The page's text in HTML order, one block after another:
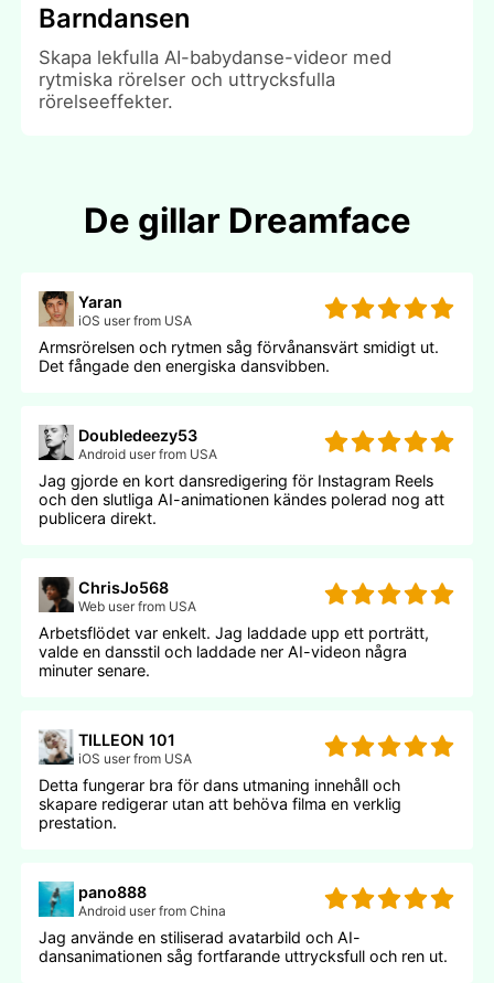
Barndansen
Skapa lekfulla AI-babydanse-videor med
rytmiska rörelser och uttrycksfulla
rörelseeffekter.
De gillar Dreamface
Yaran
iOS user from USA
Armsrörelsen och rytmen såg förvånansvärt smidigt ut.
Det fångade den energiska dansvibben.
Doubledeezy53
Android user from USA
Jag gjorde en kort dansredigering för Instagram Reels
och den slutliga AI-animationen kändes polerad nog att
publicera direkt.
ChrisJo568
Web user from USA
Arbetsflödet var enkelt. Jag laddade upp ett porträtt,
valde en dansstil och laddade ner AI-videon några
minuter senare.
TILLEON 101
iOS user from USA
Detta fungerar bra för dans utmaning innehåll och
skapare redigerar utan att behöva filma en verklig
prestation.
pano888
Android user from China
Jag använde en stiliserad avatarbild och AI-
dansanimationen såg fortfarande uttrycksfull och ren ut.